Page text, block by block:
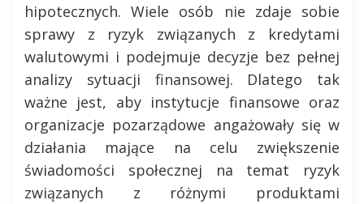
hipotecznych. Wiele osób nie zdaje sobie
sprawy z ryzyk związanych z kredytami
walutowymi i podejmuje decyzje bez pełnej
analizy sytuacji finansowej. Dlatego tak
ważne jest, aby instytucje finansowe oraz
organizacje pozarządowe angażowały się w
działania mające na celu zwiększenie
świadomości społecznej na temat ryzyk
związanych z różnymi produktami